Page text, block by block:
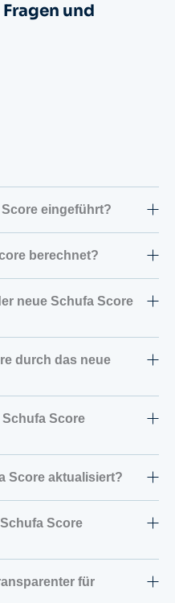
und
eingeführt?
berechnet?
neue Schufa Score
durch das neue
Score
Score aktualisiert?
Score
für